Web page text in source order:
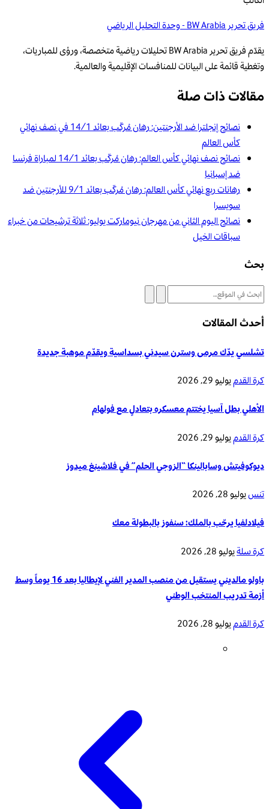
فريق تحرير BW Arabia - وحدة التحليل الرياضي
يقدّم فريق تحرير BW Arabia تحليلات رياضية متخصصة، ورؤى للمباريات،
وتغطية قائمة على البيانات للمنافسات الإقليمية والعالمية.
مقالات ذات صلة
نصائح إنجلترا ضد الأرجنتين: رهان مُركّب بعائد 14/1 في نصف نهائي
كأس العالم
نصائح نصف نهائي كأس العالم: رهان مُركّب بعائد 14/1 لمباراة فرنسا
ضد إسبانيا
رهانات ربع نهائي كأس العالم: رهان مُركّب بعائد 9/1 للأرجنتين ضد
سويسرا
نصائح اليوم الثاني من مهرجان نيوماركت يوليو: ثلاثة ترشيحات من خبراء
سباقات الخيل
بحث
أحدث المقالات
تشلسي يدّك مرمى وسترن سيدني بسداسية ويقدّم موهبة جديدة
كرة القدميوليو 29, 2026
الأهلي بطل آسيا يختتم معسكره بتعادلٍ مع فولهام
كرة القدميوليو 29, 2026
ديوكوفيتش وسابالينكا “الزوجي الحلم” في فلاشينغ ميدوز
تنسيوليو 28, 2026
فيلادلفيا يرحّب بالملك: سنفوز بالبطولة معك
كرة سلةيوليو 28, 2026
باولو مالديني يستقيل من منصب المدير الفني لإيطاليا بعد 16 يوماً وسط
أزمة تدريب المنتخب الوطني
كرة القدميوليو 28, 2026